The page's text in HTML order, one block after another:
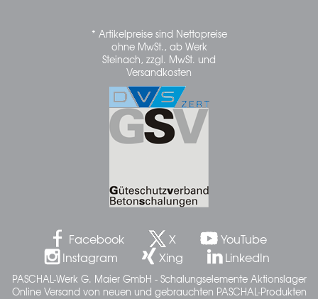
* Artikelpreise sind Nettopreise
ohne MwSt., ab Werk
Steinach, zzgl. MwSt. und
Versandkosten
Facebook X
YouTube
Instagram
Xing LinkedIn
PASCHAL-Werk G. Maier GmbH - Schalungselemente Aktionslager
Online Versand von neuen und gebrauchten PASCHAL-Produkten